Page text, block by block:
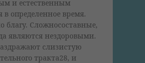
и естественным
в определенное время.
благу. Сложносоставные,
являются нездоровыми.
слизистую
тракта28, и